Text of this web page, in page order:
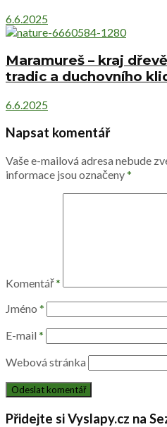
6.6.2025
Maramureš – kraj
tradic a duchovního
6.6.2025
Napsat komentář
Vaše e-mailová adresa nebude
informace jsou označeny*
Komentář*
Jméno *
E-mail *
Webová stránka
Přidejte si Vyslapy.cz na